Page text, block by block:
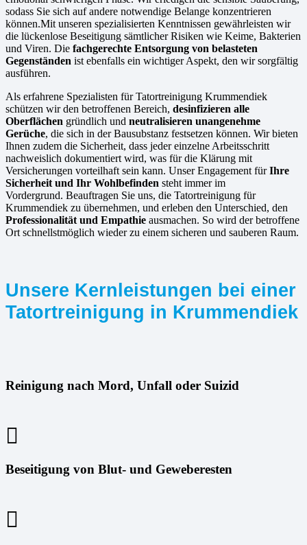
sodass Sie sich auf andere notwendige Belange konzentrieren
können.Mit unseren spezialisierten Kenntnissen gewährleisten wir
die lückenlose Beseitigung sämtlicher Risiken wie Keime, Bakterien
und Viren. Die fachgerechte Entsorgung von belasteten
Gegenständen ist ebenfalls ein wichtiger Aspekt, den wir sorgfältig
ausführen.
Als erfahrene Spezialisten für Tatortreinigung Krummendiek
schützen wir den betroffenen Bereich, desinfizieren alle
Oberflächen gründlich und neutralisieren unangenehme
Gerüche, die sich in der Bausubstanz festsetzen können. Wir bieten
Ihnen zudem die Sicherheit, dass jeder einzelne Arbeitsschritt
nachweislich dokumentiert wird, was für die Klärung mit
Versicherungen vorteilhaft sein kann. Unser Engagement fürIhre
Sicherheit und Ihr Wohlbefinden steht immer im
Vordergrund. Beauftragen Sie uns, die Tatortreinigung für
Krummendiek zu übernehmen, und erleben den Unterschied, den
Professionalität und Empathie ausmachen. So wird der betroffene
Ort schnellstmöglich wieder zu einem sicheren und sauberen Raum.
Unsere Kernleistungen bei einer
Tatortreinigung in Krummendiek
Reinigung nach Mord, Unfall oder Suizid
Beseitigung von Blut- und Geweberesten